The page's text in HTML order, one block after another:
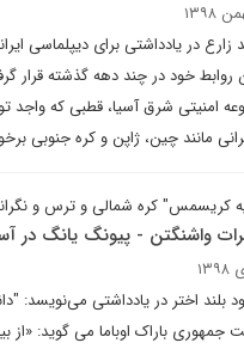
زارع در یادداشتی برای دیپلماسی
روابط خود در چند دهه گذشته قرار
امنیتی شرق آسیا، قطبی که واجد
مانند چین، ژاپن و کره جنوبی
کریسمس" کره شمالی و ترس و
واشنگتن - پیونگ یانگ
بلند اختر در یادداشتی می‌نویسد:
جمهوری باراک اوباما می گوید: